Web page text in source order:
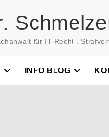
für IT-Recht .
INFO BLOG